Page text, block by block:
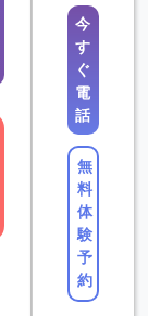
今
す
ぐ
電
話
無
料
体
験
予
約